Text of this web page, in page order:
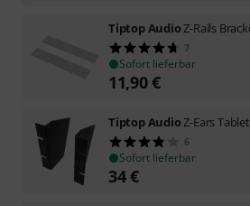
Tiptop AudioZ-Rails
7
Sofort lieferbar
11,90€
Tiptop AudioZ-Ears
6
Sofort lieferbar
34€